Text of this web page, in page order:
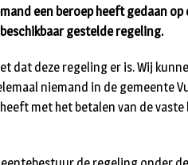
een beroep heeft gedaan op
gestelde regeling.
dat deze regeling er is. Wij
niemand in de gemeente
met het betalen van de vaste